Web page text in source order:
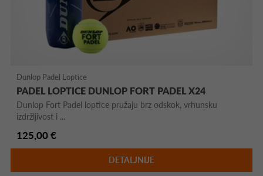
Dunlop Padel Loptice
PADEL LOPTICE DUNLOP FORT PADEL X24
Dunlop Fort Padel loptice pružaju brz odskok, vrhunsku
izdržljivost i ...
125,00 €
DETALJNIJE